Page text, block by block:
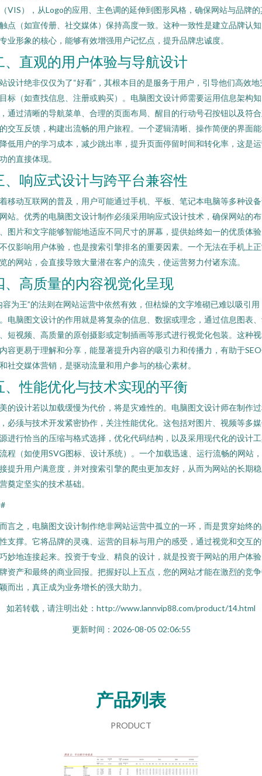
VIS），从Logo的应用、主色调的延伸到图形风格，确保网站与品牌的
点（如宣传册、社交媒体）保持高度一致。这种一致性是建立品牌认
业形象的核心，能够有效增强用户记忆点，提升品牌忠诚度。
、直观的用户体验与导航设计
设计绝非仅仅为了“好看”，其根本目的是服务于用户，引导他们高效地
标（如查找信息、注册或购买）。电脑图文设计师需要运用信息架构知
通过清晰的导航菜单、合理的页面布局、醒目的行动号召按钮以及符
交互反馈，构建出流畅的用户旅程。一个逻辑清晰、操作简便的界面
低用户的学习成本，减少跳出率，提升页面停留时间和转化率，这是
的直接体现。
、响应式设计与跨平台兼容性
移动互联网的普及，用户可能通过手机、平板、笔记本电脑等多种设
站。优秀的电脑图文设计制作必须采用响应式设计技术，确保网站的布
图片和文字能够智能地适应不同尺寸的屏幕，提供始终如一的优质体
仅影响用户体验，也是搜索引擎排名的重要因素。一个无法在手机上
的网站，会直接导致大量潜在客户的流失，使运营努力付诸东流。
、高质量的内容视觉化呈现
容为王”的法则在网站运营中依然有效，但枯燥的文字堆砌已难以吸引用
电脑图文设计的作用就是将复杂的信息、数据或理念，通过信息图表
短视频、高质量的原创摄影或定制插画等形式进行视觉化包装。这种
容更易于理解和分享，能显著提升内容的吸引力和传播力，有助于
社交媒体营销，是驱动流量和用户参与的核心素材。
、性能优化与技术实现的平衡
的设计若以加载缓慢为代价，将是灾难性的。电脑图文设计师在制作
必须与技术开发紧密协作，关注性能优化。这包括对图片、视频等多
进行恰当的压缩与格式选择，优化代码结构，以及采用现代化的设计
程（如使用SVG图标、设计系统）。一个加载迅速、运行流畅的网站
提升用户满意度，并对搜索引擎的爬虫更加友好，从而为网站的长期
奠定坚实的技术基础。
言之，电脑图文设计制作绝非网站运营中孤立的一环，而是贯穿始终
支撑。它将品牌的灵魂、运营的目标与用户的感受，通过视觉和交互
妙地连接起来。投资于专业、精良的设计，就是投资于网站的用户体
资产和最终的商业回报。把握好以上五点，您的网站才能在激烈的竞
而出，真正成为业务增长的强大助力。
如若转载，请注明出处：http://www.lannvip88.com/product/14.html
更新时间：2026-08-05 02:06:55
产品列表
PRODUCT